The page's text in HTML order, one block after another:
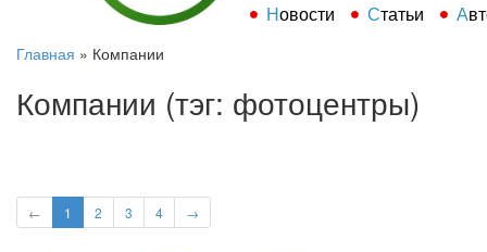
Новости Статьи
Главная » Компании
Компании (тэг: фотоцентры)
← 1 2 3 4 →